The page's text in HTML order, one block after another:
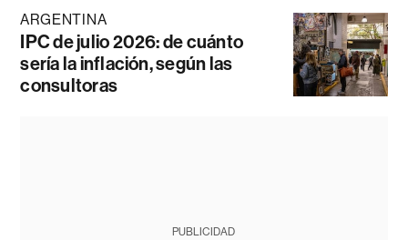
ARGENTINA
IPC de julio 2026: de cuánto
sería la inflación, según las
consultoras
PUBLICIDAD